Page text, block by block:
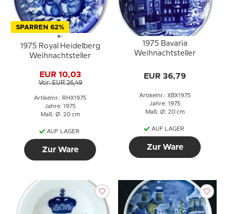
SPARREN 62%
1975 Royal Heidelberg
Weihnachtsteller
EUR 10,03
Vor: EUR 26,49
Artikelnr.: RHX1975
Jahre: 1975
Maß: Ø: 20 cm
AUF LAGER
Zur Ware
1975 Bavaria
Weihnachtsteller
EUR 36,79
Artikelnr.: XBX1975
Jahre: 1975
Maß: Ø: 20 cm
AUF LAGER
Zur Ware